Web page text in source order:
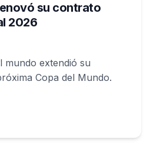
su contrato
2026
mundo extendió su
Copa del Mundo.